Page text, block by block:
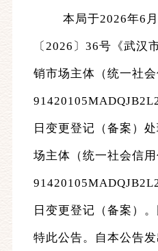
本局于2026年6 月
〔 2026 〕 36号《武汉
销市场主体（统一社
日变更登记（备案 ）
场主体（统一社会信
日变更登记（备案）
特此公告。自本公告